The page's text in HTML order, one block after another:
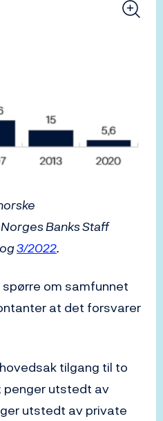
Banks Staff
og3/2022.
om samfunnet
at det forsvarer
tilgang til to
penger utstedt av
utstedt av private